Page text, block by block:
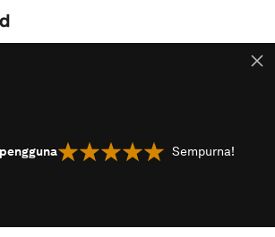
Sempurna!